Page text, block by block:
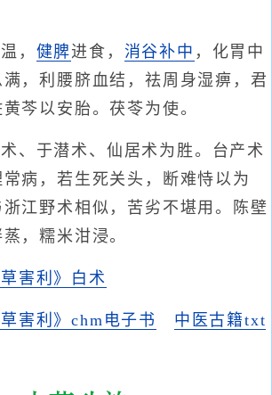
， 健脾进食， 消谷补中 ，化胃中
，利腰脐血结，祛周身湿痹，君
芩以安胎。茯苓为使。
术、于潜术、仙居术为胜。台产术
病，若生死关头，断难恃以为
江野术相似，苦劣不堪用。陈壁
，糯米泔浸。
草害利》白术
草害利》chm电子书
中医古籍txt